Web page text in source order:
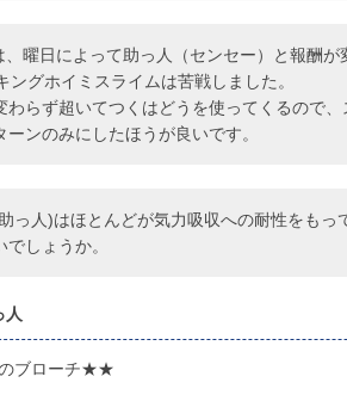
曜日によって助っ人（センセー）と報酬が
ングホイミスライムは苦戦しました。
わらず超いてつくはどうを使ってくるので
ンのみにしたほうが良いです。
っ人)はほとんどが気力吸収への耐性をも
しょうか。
人
ブローチ★★